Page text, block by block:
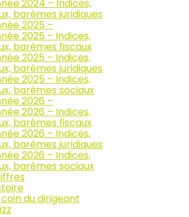
2024 – Indices,
barèmes juridiques
2025 –
2025 – Indices,
barèmes fiscaux
2025 – Indices,
barèmes juridiques
2025 – Indices,
barèmes sociaux
2026 –
2026 – Indices,
barèmes fiscaux
2026 – Indices,
barèmes juridiques
2026 – Indices,
barèmes sociaux
coin du dirigeant